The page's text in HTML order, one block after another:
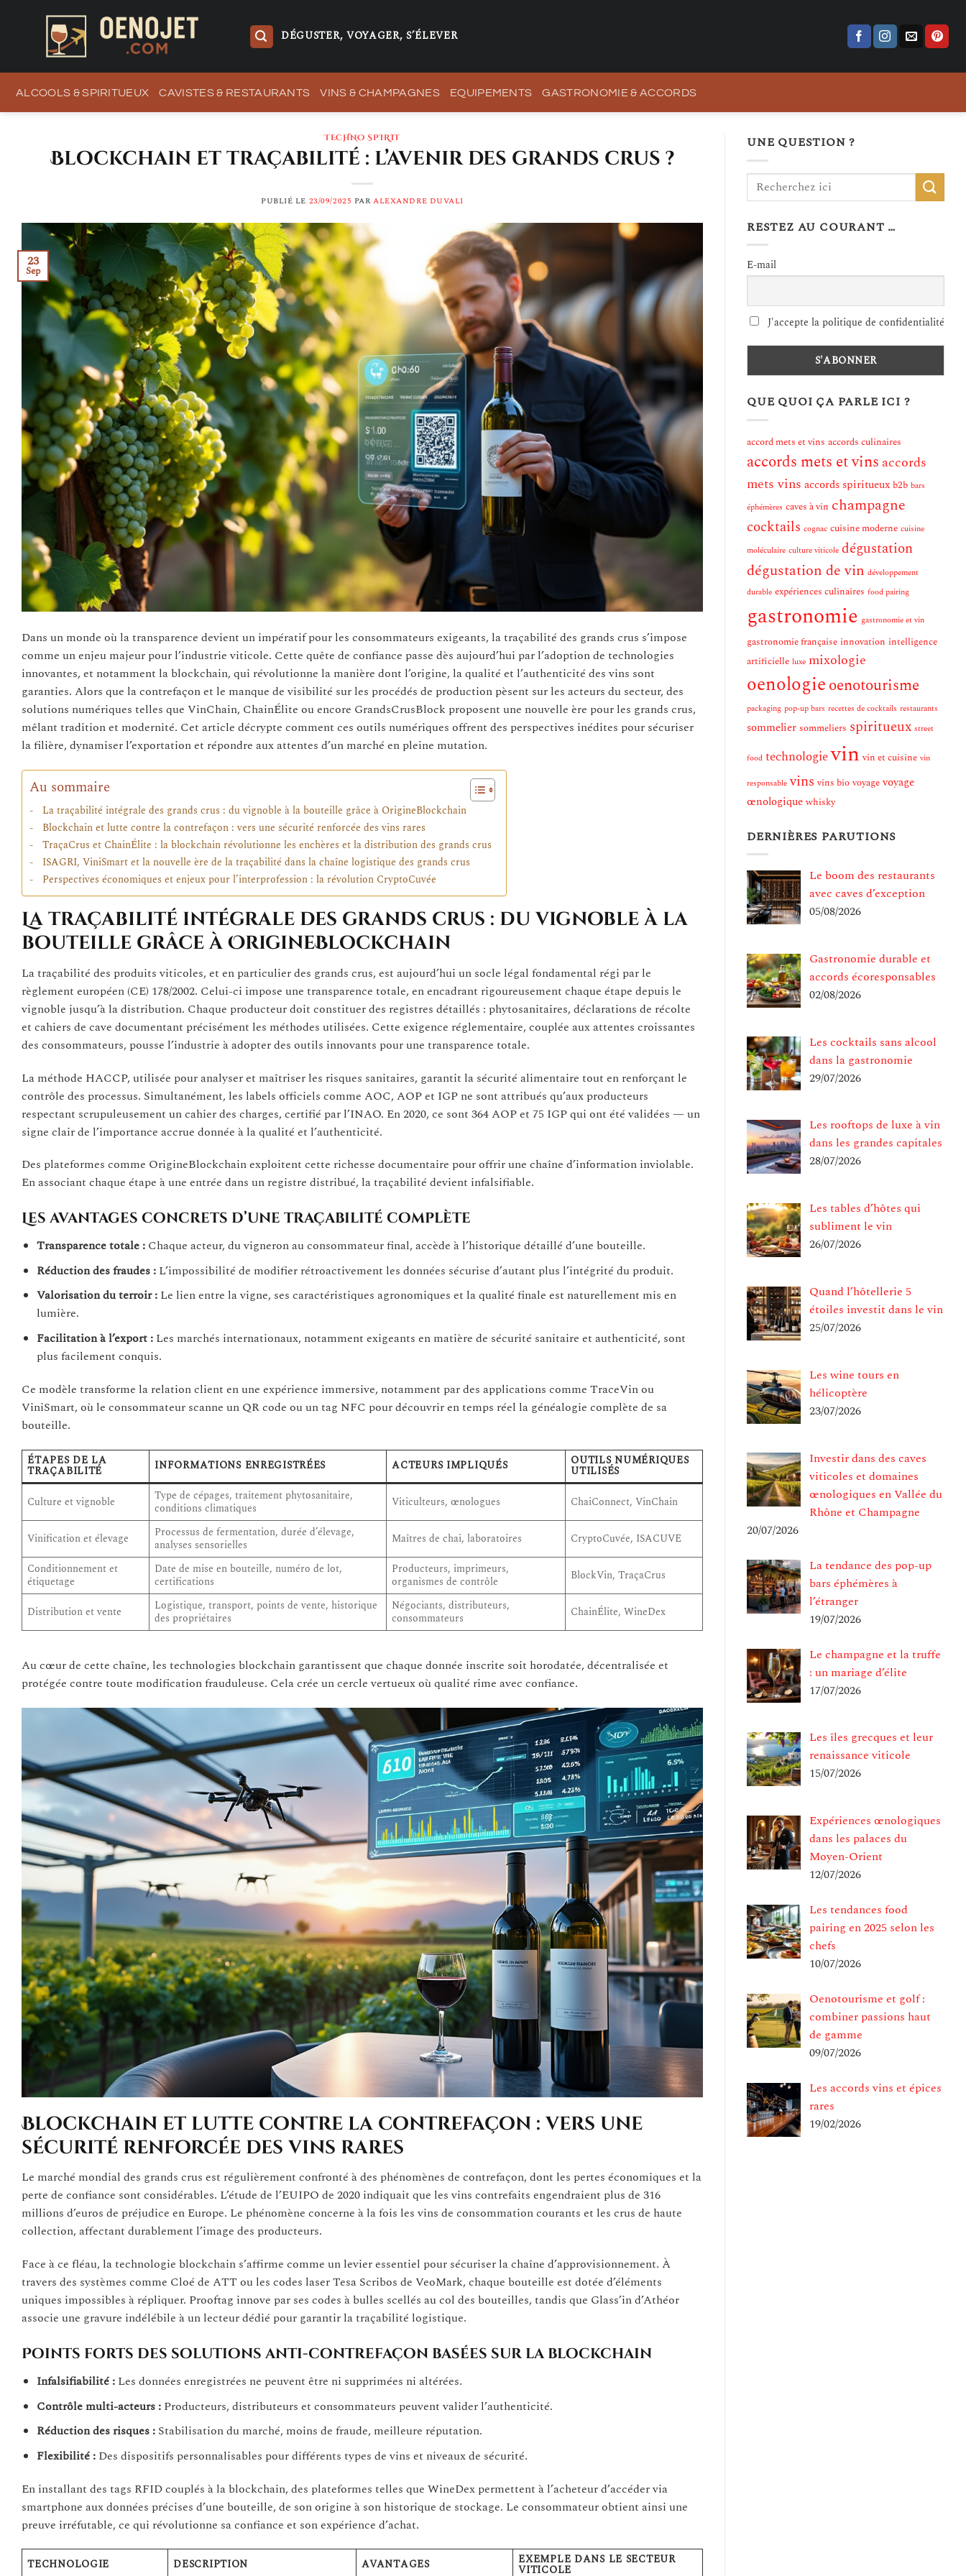
DÉGUSTER, VOYAGER, S’ÉLEVER
ALCOOLS & SPIRITUEUX CAVISTES & RESTAURANTS VINS & CHAMPAGNES EQUIPEMENTS GASTRONOMIE & ACCORDS
TECHNO SPIRIT
Blockchain et traçabilité : l’avenir des grands crus ?
PUBLIÉ LE 23/09/2025 PARALEXANDRE DUVALI
23
Sep
Dans un monde où la transparence devient un impératif pour les consommateurs exigeants, la traçabilité des grands crus s’impose
comme un enjeu majeur pour l’industrie viticole. Cette quête de confiance passe dès aujourd’hui par l’adoption de technologies
innovantes, et notamment la blockchain, qui révolutionne la manière dont l’origine, la qualité et l’authenticité des vins sont
garanties. Alors que la contrefaçon et le manque de visibilité sur les procédés de production pèsent sur les acteurs du secteur, des
solutions numériques telles que VinChain, ChainÉlite ou encore GrandsCrusBlock proposent une nouvelle ère pour les grands crus,
mêlant tradition et modernité. Cet article décrypte comment ces outils numériques offrent des perspectives inédites pour sécuriser
la filière, dynamiser l’exportation et répondre aux attentes d’un marché en pleine mutation.
Au sommaire
La traçabilité intégrale des grands crus : du vignoble à la bouteille grâce à OrigineBlockchain
Blockchain et lutte contre la contrefaçon : vers une sécurité renforcée des vins rares
TraçaCrus et ChainÉlite : la blockchain révolutionne les enchères et la distribution des grands crus
ISAGRI, ViniSmart et la nouvelle ère de la traçabilité dans la chaîne logistique des grands crus
Perspectives économiques et enjeux pour l’interprofession : la révolution CryptoCuvée
La traçabilité intégrale des grands crus : du vignoble à la
bouteille grâce à OrigineBlockchain
La traçabilité des produits viticoles, et en particulier des grands crus, est aujourd’hui un socle légal fondamental régi par le
règlement européen (CE) 178/2002. Celui-ci impose une transparence totale, en encadrant rigoureusement chaque étape depuis le
vignoble jusqu’à la distribution. Chaque producteur doit constituer des registres détaillés : phytosanitaires, déclarations de récolte
et cahiers de cave documentant précisément les méthodes utilisées. Cette exigence réglementaire, couplée aux attentes croissantes
des consommateurs, pousse l’industrie à adopter des outils innovants pour une transparence totale.
La méthode HACCP, utilisée pour analyser et maîtriser les risques sanitaires, garantit la sécurité alimentaire tout en renforçant le
contrôle des processus. Simultanément, les labels officiels comme AOC, AOP et IGP ne sont attribués qu’aux producteurs
respectant scrupuleusement un cahier des charges, certifié par l’INAO. En 2020, ce sont 364 AOP et 75 IGP qui ont été validées — un
signe clair de l’importance accrue donnée à la qualité et l’authenticité.
Des plateformes comme OrigineBlockchain exploitent cette richesse documentaire pour offrir une chaîne d’information inviolable.
En associant chaque étape à une entrée dans un registre distribué, la traçabilité devient infalsifiable.
Les avantages concrets d’une traçabilité complète
Transparence totale :Chaque acteur, du vigneron au consommateur final, accède à l’historique détaillé d’une bouteille.
Réduction des fraudes :L’impossibilité de modifier rétroactivement les données sécurise d’autant plus l’intégrité du produit.
Valorisation du terroir :Le lien entre la vigne, ses caractéristiques agronomiques et la qualité finale est naturellement mis en
lumière.
Facilitation à l’export :Les marchés internationaux, notamment exigeants en matière de sécurité sanitaire et authenticité, sont
plus facilement conquis.
Ce modèle transforme la relation client en une expérience immersive, notamment par des applications comme TraceVin ou
ViniSmart, où le consommateur scanne un QR code ou un tag NFC pour découvrir en temps réel la généalogie complète de sa
bouteille.
ÉTAPES DE LA
TRAÇABILITÉ INFORMATIONS ENREGISTRÉES ACTEURS IMPLIQUÉS OUTILS NUMÉRIQUES
UTILISÉS
Culture et vignoble
Type de cépages, traitement phytosanitaire,
conditions climatiques
Viticulteurs, œnologues ChaiConnect, VinChain
Vinification et élevage
Processus de fermentation, durée d’élevage,
analyses sensorielles
Maîtres de chai, laboratoires
CryptoCuvée, ISACUVE
Conditionnement et
étiquetage
Date de mise en bouteille, numéro de lot,
certifications
Producteurs, imprimeurs,
organismes de contrôle
BlockVin, TraçaCrus
Distribution et vente
Logistique, transport, points de vente, historique
des propriétaires
Négociants, distributeurs,
consommateurs
ChainÉlite, WineDex
Au cœur de cette chaîne, les technologies blockchain garantissent que chaque donnée inscrite soit horodatée, décentralisée et
protégée contre toute modification frauduleuse. Cela crée un cercle vertueux où qualité rime avec confiance.
Blockchain et lutte contre la contrefaçon : vers une
sécurité renforcée des vins rares
Le marché mondial des grands crus est régulièrement confronté à des phénomènes de contrefaçon, dont les pertes économiques et la
perte de confiance sont considérables. L’étude de l’EUIPO de 2020 indiquait que les vins contrefaits engendraient plus de 316
millions d’euros de préjudice en Europe. Le phénomène concerne à la fois les vins de consommation courants et les crus de haute
collection, affectant durablement l’image des producteurs.
Face à ce fléau, la technologie blockchain s’affirme comme un levier essentiel pour sécuriser la chaîne d’approvisionnement. À
travers des systèmes comme Cloé de ATT ou les codes laser Tesa Scribos de VeoMark, chaque bouteille est dotée d’éléments
uniques impossibles à répliquer. Prooftag innove par ses codes à bulles scellés au col des bouteilles, tandis que Glass’in d’Athéor
associe une gravure indélébile à un lecteur dédié pour garantir la traçabilité logistique.
Points forts des solutions anti-contrefaçon basées sur la blockchain
Infalsifiabilité :Les données enregistrées ne peuvent être ni supprimées ni altérées.
Contrôle multi-acteurs :Producteurs, distributeurs et consommateurs peuvent valider l’authenticité.
Réduction des risques :Stabilisation du marché, moins de fraude, meilleure réputation.
Flexibilité :Des dispositifs personnalisables pour différents types de vins et niveaux de sécurité.
En installant des tags RFID couplés à la blockchain, des plateformes telles que WineDex permettent à l’acheteur d’accéder via
smartphone aux données précises d’une bouteille, de son origine à son historique de stockage. Le consommateur obtient ainsi une
preuve irréfutable, ce qui révolutionne sa confiance et son expérience d’achat.
TECHNOLOGIE DESCRIPTION AVANTAGES EXEMPLE DANS LE SECTEUR
VITICOLE
UNE QUESTION ?
RESTEZ AU COURANT …
E-mail
J'accepte la politique de confidentialité
QUE QUOI ÇA PARLE ICI ?
accord mets et vins accords culinaires
accords mets et vins accords
mets vins accords spiritueux b2b bars
éphémères caves à vin champagne
cocktails cognac cuisine moderne cuisine
moléculaire culture viticole dégustation
dégustation de vin développement
durable expériences culinaires food pairing
gastronomie gastronomie et vin
gastronomie française innovation intelligence
artificielle luxe mixologie
oenologieoenotourisme
packaging pop-up bars recettes de cocktails restaurants
sommelier sommeliers spiritueux street
food technologievin vin et cuisine vin
responsable vins vins bio voyage voyage
œnologique whisky
DERNIÈRES PARUTIONS
Le boom des restaurants
avec caves d’exception
05/08/2026
Gastronomie durable et
accords écoresponsables
02/08/2026
Les cocktails sans alcool
dans la gastronomie
29/07/2026
Les rooftops de luxe à vin
dans les grandes capitales
28/07/2026
Les tables d’hôtes qui
subliment le vin
26/07/2026
Quand l’hôtellerie 5
étoiles investit dans le vin
25/07/2026
Les wine tours en
hélicoptère
23/07/2026
Investir dans des caves
viticoles et domaines
œnologiques en Vallée du
Rhône et Champagne
20/07/2026
La tendance des pop-up
bars éphémères à
l’étranger
19/07/2026
Le champagne et la truffe
: un mariage d’élite
17/07/2026
Les îles grecques et leur
renaissance viticole
15/07/2026
Expériences œnologiques
dans les palaces du
Moyen-Orient
12/07/2026
Les tendances food
pairing en 2025 selon les
chefs
10/07/2026
Oenotourisme et golf :
combiner passions haut
de gamme
09/07/2026
Les accords vins et épices
rares
19/02/2026